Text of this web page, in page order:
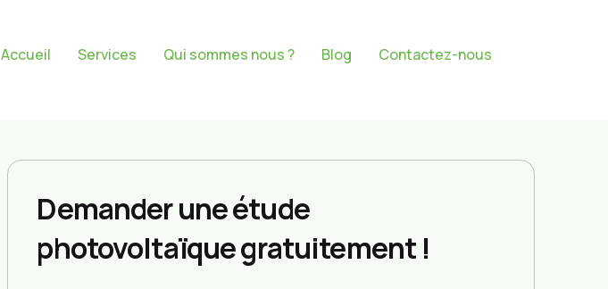
Accueil Services Qui sommes nous ? Blog Contactez-nous
Demander une étude
photovoltaïque gratuitement !